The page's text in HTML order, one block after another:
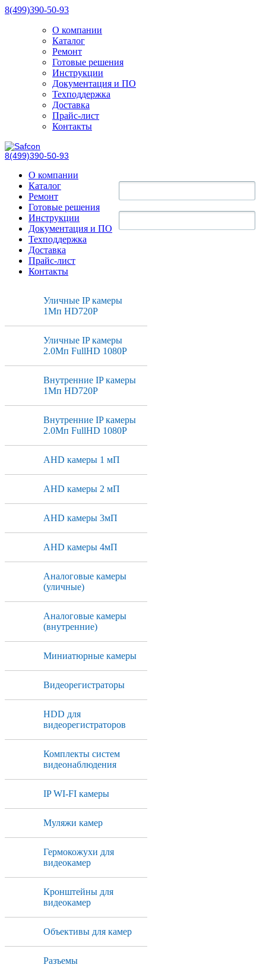
8(499)390-50-93
О компании
Каталог
Ремонт
Готовые решения
Инструкции
Документация и ПО
Техподдержка
Доставка
Прайс-лист
Контакты
8(499)390-50-93
О компании
Каталог
Ремонт
Готовые решения
Инструкции
Документация и ПО
Техподдержка
Доставка
Прайс-лист
Контакты
Уличные IP камеры
1Мп HD720P
Уличные IP камеры
2.0Мп FullHD 1080P
Внутренние IP камеры
1Мп HD720P
Внутренние IP камеры
2.0Мп FullHD 1080P
AHD камеры 1 мП
AHD камеры 2 мП
AHD камеры 3мП
AHD камеры 4мП
Аналоговые камеры
(уличные)
Аналоговые камеры
(внутренние)
Миниатюрные камеры
Видеорегистраторы
HDD для
видеорегистраторов
Комплекты систем
видеонаблюдения
IP WI-FI камеры
Муляжи камер
Гермокожухи для
видеокамер
Кронштейны для
видеокамер
Объективы для камер
Разъемы